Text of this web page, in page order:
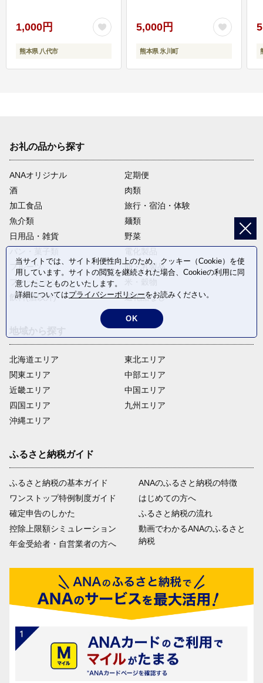
1,000円
熊本県 八代市
5,000円
熊本県 氷川町
お礼の品から探す
ANAオリジナル
定期便
酒
肉類
加工食品
旅行・宿泊・体験
魚介類
麺類
日用品・雑貨
野菜
フルーツ
卵・乳製品
ファッション
飲料(酒以外)
返礼品なし
北海道エリア
関東エリア
近畿エリア
四国エリア
沖縄エリア
東北エリア
中部エリア
中国エリア
九州エリア
ふるさと納税ガイド
ふるさと納税の基本ガイド
ワンストップ特例制度ガイド
確定申告のしかた
控除上限額シミュレーション
年金受給者・自営業者の方へ
ANAのふるさと納税の特徴
はじめての方へ
ふるさと納税の流れ
動画でわかるANAのふるさと
納税
当サイトでは、サイト利便性向上のため、クッキー（Cookie）を使
用しています。サイトの閲覧を継続された場合、Cookieの利用に同
意したことものといたします。
詳細についてはプライバシーポリシーをお読みください。
OK